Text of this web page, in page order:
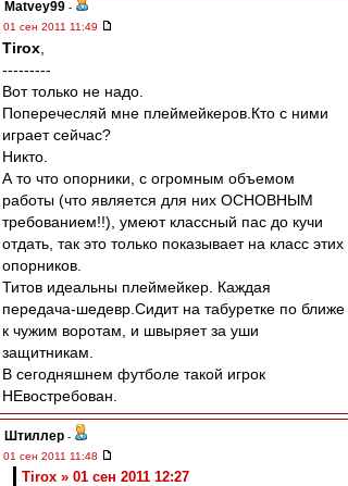
Matvey99 -
01 сен 2011 11:49
Tirox
---------
Вот только не надо.
Поперечесляй мне плеймейкеров.Кто с ними
играет сейчас?
Никто.
А то что опорники, с огромным объемом
работы (что является для них ОСНОВНЫМ
требованием!!), умеют классный пас до кучи
отдать, так это только показывает на класс этих
опорников.
Титов идеальны плеймейкер. Каждая
передача-шедевр.Сидит на табуретке по ближе
к чужим воротам, и швыряет за уши
защитникам.
В сегодняшнем футболе такой игрок
НЕвостребован.
Штиллер -
01 сен 2011 11:48
Tirox » 01 сен 2011 12:27